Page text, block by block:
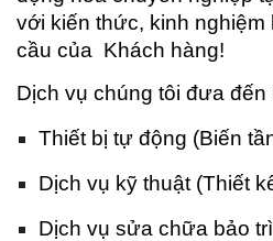
với kiến thức, kinh
cầu của Khách hàng!
Dịch vụ chúng tôi đưa đến
Thiết bị tự động (Biến
Dịch vụ kỹ thuật (Thiết
Dịch vụ sửa chữa bảo